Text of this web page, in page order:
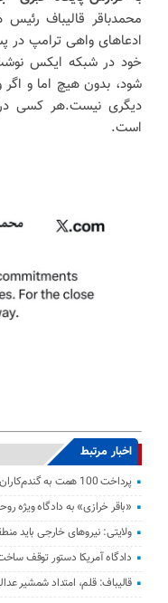
محمدباقر قالیباف
ادعاهای واهی ترامپ
خود در شبکه ایکس
شود، بدون هیچ اما و اگر
دیگری نیست.هر کسی
است.
اخبار مرتبط
پرداخت 100 همت به گندم‌کاران تا 22 مرداد
«باقر خرازی» به دادگاه ویژه
ولایتی: نیرو‌های خارجی باید
دادگاه آمریکا دستور توقف ساخت سالن ۴۰۰ میلیون دلاری
قالیباف: قلم، امتداد شمشیر